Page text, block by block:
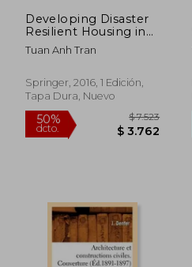
Developing Disaster
Resilient Housing in
Vietnam: Challenges
and Solutions (en
Tuan Anh Tran
Springer, 2016, 1 Edición,
Tapa Dura, Nuevo